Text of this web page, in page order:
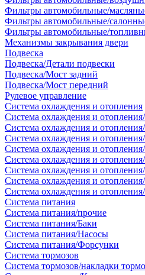
Фильтры автомобильные/
Фильтры автомобильные/
Фильтры автомобильные/
Механизмы закрывания двери
Подвеска
Подвеска/Детали подвески
Подвеска/Мост задний
Подвеска/Мост передний
Рулевое управление
Система охлаждения и отопления
Система охлаждения и
Система охлаждения и
Система охлаждения и
Система охлаждения и
Система охлаждения и
Система охлаждения и
Система охлаждения и
Система охлаждения и
Система питания
Система питания/прочие
Система питания/Баки
Система питания/Насосы
Система питания/Форсунки
Система тормозов
Система тормозов/накладки